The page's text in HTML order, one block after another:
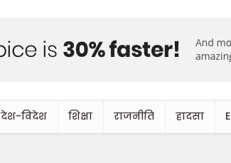
देश-विदेश शिक्षा राजनीति हादसा